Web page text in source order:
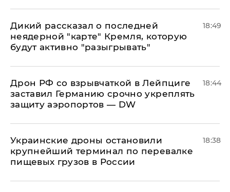
Дикий рассказал о последней
неядерной "карте" Кремля, которую
будут активно "разыгрывать"
18:49
​Дрон РФ со взрывчаткой в Лейпциге
заставил Германию срочно укреплять
защиту аэропортов — DW
18:44
Украинские дроны остановили
крупнейший терминал по перевалке
пищевых грузов в России
18:38